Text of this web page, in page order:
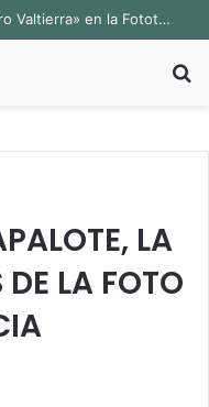
Inauguran sala permanente «Pedro Valtierra» en la Fototeca de Zacatecas
LA
LA FOTO